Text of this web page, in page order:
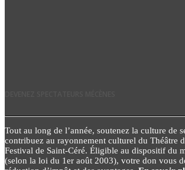
Tout au long de l’année, soutenez la culture de
contribuez au rayonnement culturel du Théâtre
Festival de Saint-Céré. Éligible au dispositif du
(selon la loi du 1er août 2003), votre don vous